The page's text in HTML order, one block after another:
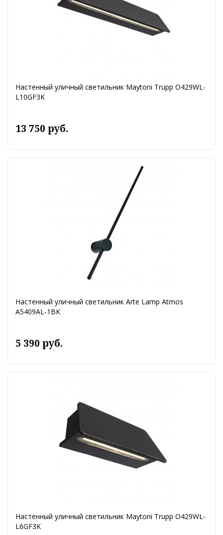
Настенный уличный светильник Maytoni Trupp O429WL-
L10GF3K
13 750 руб.
Настенный уличный светильник Arte Lamp Atmos
A5409AL-1BK
5 390 руб.
Настенный уличный светильник Maytoni Trupp O429WL-
L6GF3K